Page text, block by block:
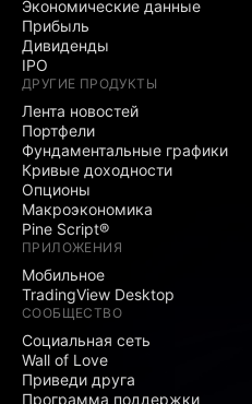
Экономические данные
Прибыль
Дивиденды
IPO
ДРУГИЕ ПРОДУКТЫ
Лента новостей
Портфели
Фундаментальные графики
Кривые доходности
Опционы
Макроэкономика
Pine Script®
ПРИЛОЖЕНИЯ
Мобильное
TradingView Desktop
СООБЩЕСТВО
Социальная сеть
Wall of Love
Приведи друга
Программа поддержки